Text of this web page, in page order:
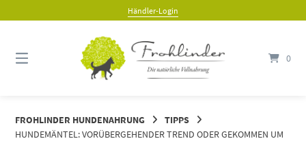
zum
Händler-Login
0
FROHLINDER HUNDENAHRUNG
TIPPS
HUNDEMÄNTEL: VORÜBERGEHENDER TREND ODER GEKOMMEN UM